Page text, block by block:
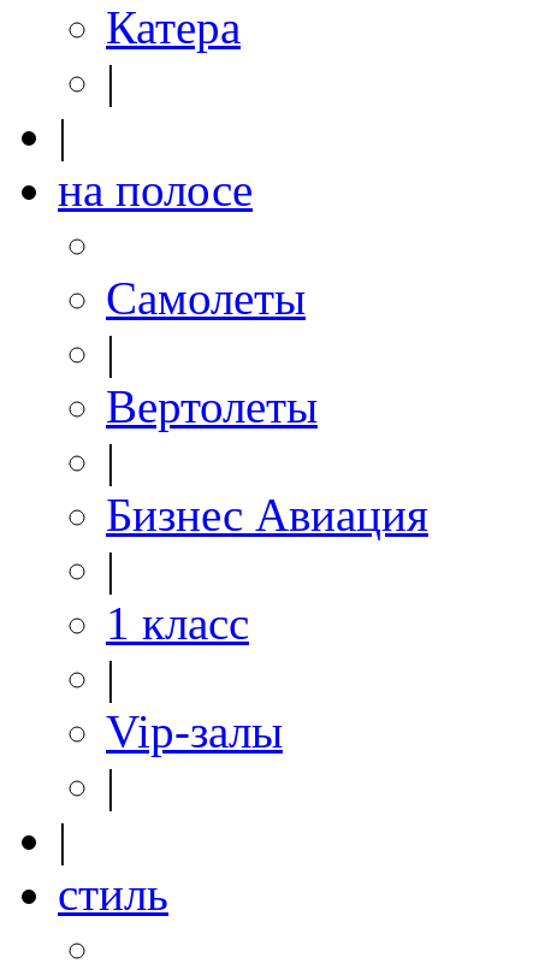
Катера
|
|
на полосе
Самолеты
|
Вертолеты
|
Бизнес Авиация
|
1 класс
|
Vip-залы
|
|
стиль